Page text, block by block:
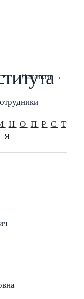
ifaran.ru →
Н О П Р С Т
Я